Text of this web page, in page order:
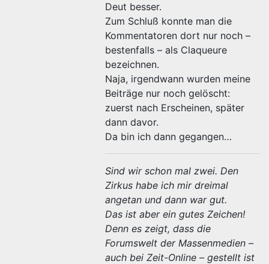
Deut besser.
Zum Schluß konnte man die
Kommentatoren dort nur noch –
bestenfalls – als Claqueure
bezeichnen.
Naja, irgendwann wurden meine
Beiträge nur noch gelöscht:
zuerst nach Erscheinen, später
dann davor.
Da bin ich dann gegangen…
Sind wir schon mal zwei. Den
Zirkus habe ich mir dreimal
angetan und dann war gut.
Das ist aber ein gutes Zeichen!
Denn es zeigt, dass die
Forumswelt der Massenmedien –
auch bei Zeit-Online – gestellt ist